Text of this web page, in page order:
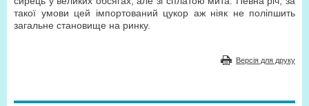
такої умови цей імпортований цукор аж ніяк не поліпшить
загальне становище на ринку.
Версія для друку